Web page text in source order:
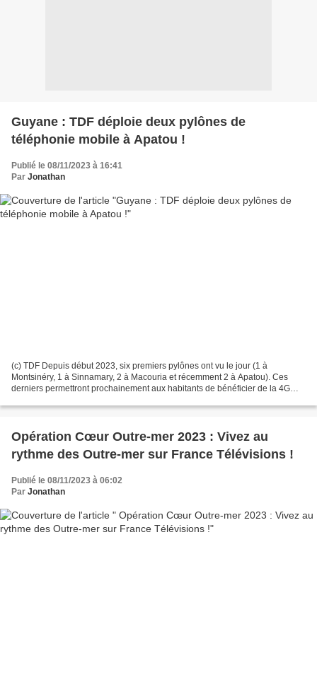
Guyane : TDF déploie deux pylônes de
téléphonie mobile à Apatou !
Publié le 08/11/2023 à 16:41
Par Jonathan
(c) TDF Depuis début 2023, six premiers pylônes ont vu le jour (1 à
Montsinéry, 1 à Sinnamary, 2 à Macouria et récemment 2 à Apatou). Ces
derniers permettront prochainement aux habitants de bénéficier de la 4G
Opération Cœur Outre-mer 2023 : Vivez au
rythme des Outre-mer sur France Télévisions !
Publié le 08/11/2023 à 06:02
Par Jonathan